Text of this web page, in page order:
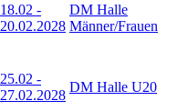
18.02 -
20.02.2028
DM Halle
Männer/Frauen
25.02 -
27.02.2028
DM Halle U20